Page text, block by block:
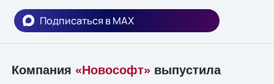
Подписаться в MAX
Компания «Новософт»выпустила